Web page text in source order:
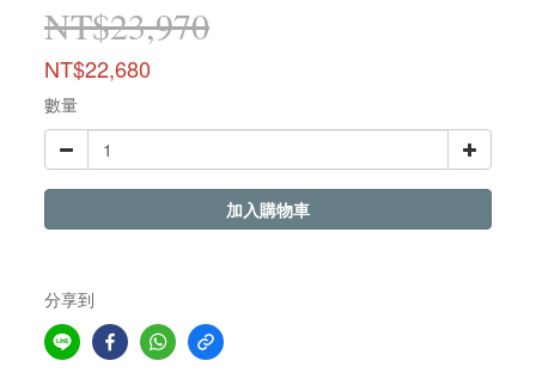
NT$23,970
NT$22,680
數量
加入購物車
分享到